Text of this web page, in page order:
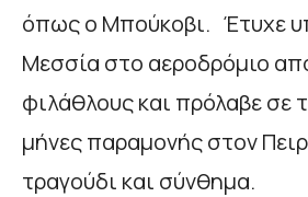
όπως ο Μπούκοβι. Έτυχε
Μεσσία στο αεροδρόµιο
φιλάθλους και πρόλαβε σε
µήνες παραµονής στον
τραγούδι και σύνθηµα.